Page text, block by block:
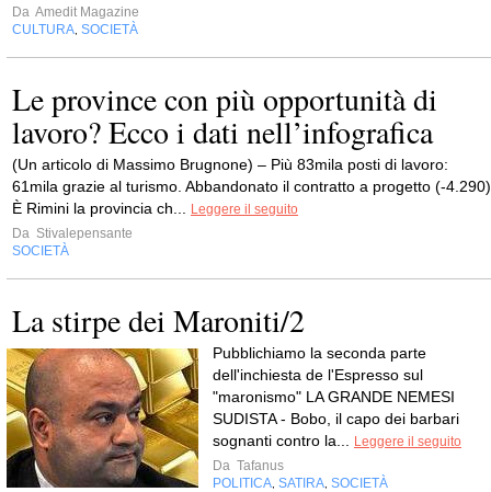
Da Amedit Magazine
CULTURA SOCIETÀ
Le province con più opportunità di
lavoro? Ecco i dati nell’infografica
(Un articolo di Massimo Brugnone) – Più 83mila posti di lavoro:
61mila grazie al turismo. Abbandonato il contratto a progetto (-
È Rimini la provincia ch...
Leggere il seguito
Da Stivalepensante
SOCIETÀ
La stirpe dei Maroniti/2
Pubblichiamo la seconda parte
dell'inchiesta de l'Espresso sul
"maronismo" LA GRANDE NEMESI
SUDISTA - Bobo, il capo dei barbari
sognanti contro la...
Leggere il seguito
Da Tafanus
POLITICA SATIRA SOCIETÀ